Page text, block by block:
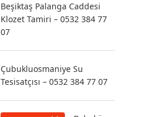
Beşiktaş Palanga Caddesi
Klozet Tamiri – 0532 384 77
07
Çubukluosmaniye Su
Tesisatçısı – 0532 384 77 07